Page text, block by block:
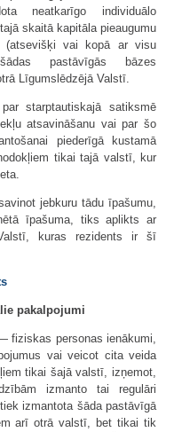
neatkarīgo individuālo
skaitā kapitāla pieaugumu
(atsevišķi vai kopā ar visu
pastāvīgās bāzes
Līgumslēdzējā Valstī.
starptautiskajā satiksmē
atsavināšanu vai par šo
piederīgā kustamā
tikai tajā valstī, kur
jebkuru tādu īpašumu,
īpašuma, tiks aplikts ar
kuras rezidents ir šī
pakalpojumi
fiziskas personas ienākumi,
vai veicot cita veida
tikai šajā valstī, izņemot,
izmanto tai regulāri
izmantota šāda pastāvīgā
arī otrā valstī, bet tikai tik